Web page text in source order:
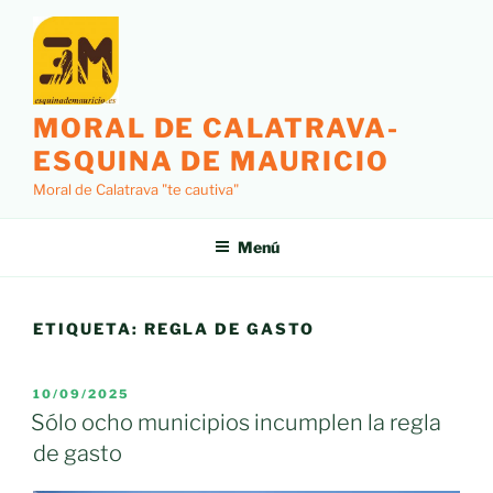
contenido
MORAL DE CALATRAVA-
ESQUINA DE MAURICIO
Moral de Calatrava "te cautiva"
Menú
ETIQUETA: REGLA DE GASTO
PUBLICADO
EL
10/09/2025
Sólo ocho municipios incumplen la regla
de gasto